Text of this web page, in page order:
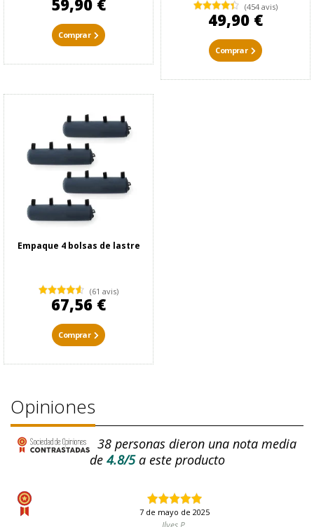
59,90 €
Comprar
(454 avis)
49,90 €
Comprar
Empaque 4 bolsas de lastre
(61 avis)
67,56 €
Comprar
Opiniones
38 personas dieron una nota media
de4.8/5a este producto
7 de mayo de 2025